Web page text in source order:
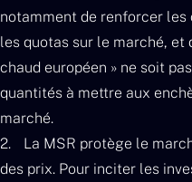
notamment de renforcer
les quotas sur le marché, et
chaud européen » ne soit
quantités à mettre aux
marché.
La MSR protège le
des prix. Pour inciter les